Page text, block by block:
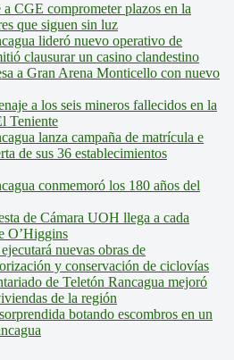
CGE comprometer plazos en la
que siguen sin luz
lideró nuevo operativo de
clausurar un casino clandestino
a Gran Arena Monticello con nuevo
a los seis mineros fallecidos en la
Teniente
lanza campaña de matrícula e
de sus 36 establecimientos
conmemoró los 180 años del
de Cámara UOH llega a cada
O’Higgins
nuevas obras de
y conservación de ciclovías
de Teletón Rancagua mejoró
de la región
botando escombros en un